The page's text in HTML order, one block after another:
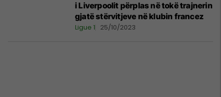
i Liverpoolit përplas në tokë trajnerin
gjatë stërvitjeve në klubin francez
Ligue 1 25/10/2023